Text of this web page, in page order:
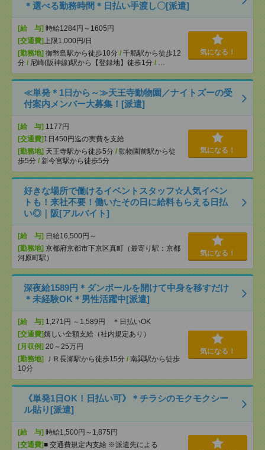
＊選べる勤務時間＊日払い手渡し〇[派遣]
[給 与] 時給1284円～1605円
[交通費] 上限1,000円/日
[勤務地] 御幣島駅から徒歩10分 / 千船駅から徒歩12
分 / 尼崎(阪神線)駅から【登録地】徒歩1分 / …
気になる！
≪単発＊1日から～≫天王寺動物園／ナイトズーの受
付案内メンバー大募集！[派遣]
[給 与] 1177円
[交通費] 1日450円迄の実費を支給
[勤務地] 天王寺駅から徒歩5分 / 動物園前駅から徒
歩5分 / 新今宮駅から徒歩5分
気になる！
好きな場所で働けるイベントスタッフ☆人気イベン
トも！来社不要！働いたその日に給料もらえる日払
い◎｜阪[アルバイト]
[給 与] 日給16,500円～
[勤務地] 京都府京都市下京区真町（最寄り駅：京都
河原町駅）
気になる！
深夜給1589円＊ダンボールを開けて中身を移すだけ
＊未経験OK＊男性活躍中[派遣]
[給 与] 1,271円 ～1,589円 ＊日払いOK
[交通費]嬉しい全額支給（社内規定あり）
[月収例] 20～25万円
[勤務地]
ＪＲ長瀬駅から徒歩15分 / 南巽駅から徒歩
10分
気になる！
《単発1日OK！日払い可》＊チラシのモクモクシー
ル貼り[派遣]
[給 与] 時給1,500円～1,875円
[交通費]■ 交通費規定内支給 ※派遣先による